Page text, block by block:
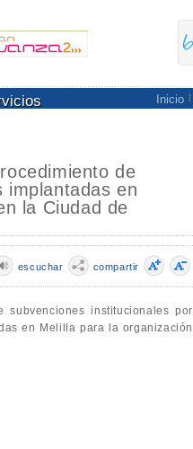
Inicio
de
implantadas en
la Ciudad de
compartir
escuchar
institucionales por
en Melilla para la organización